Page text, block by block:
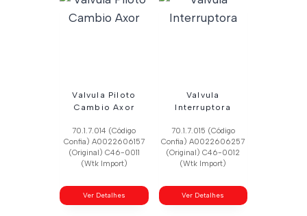
Valvula Piloto
Cambio Axor
70.1.7.014 (Código
Confia) A0022606157
(Original) C46-0011
(Wtk Import)
Ver Detalhes
Valvula
Interruptora
70.1.7.015 (Código
Confia) A0022606257
(Original) C46-0012
(Wtk Import)
Ver Detalhes